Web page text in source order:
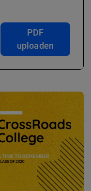
PDF
uploaden